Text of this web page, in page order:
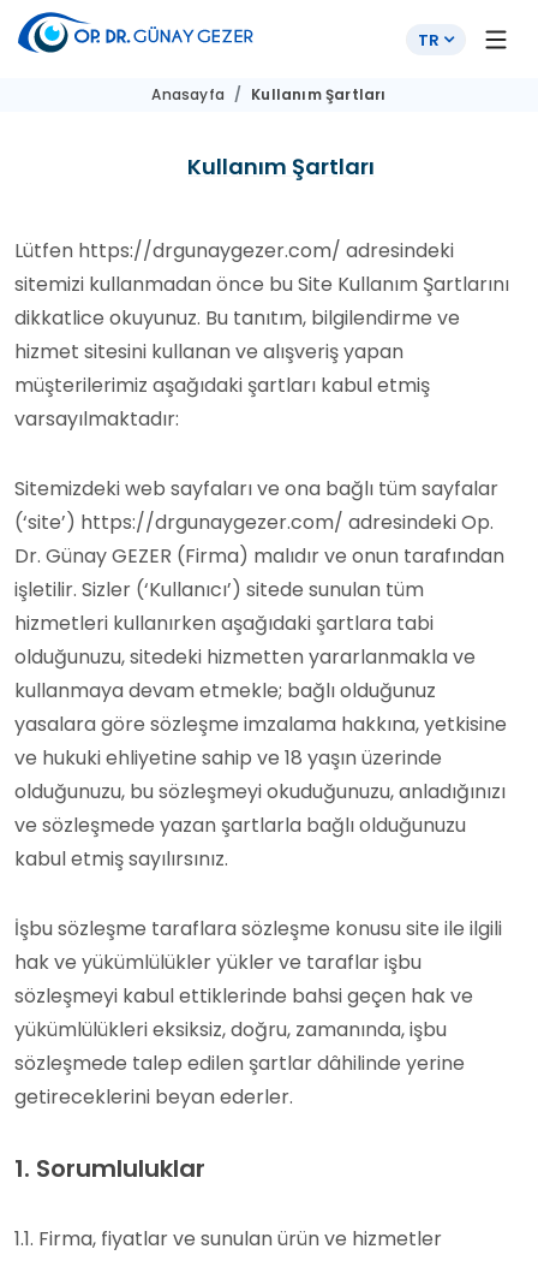
TR
Anasayfa Kullanım Şartları
Kullanım Şartları
Lütfen https://drgunaygezer.com/ adresindeki
sitemizi kullanmadan önce bu Site Kullanım Şartlarını
dikkatlice okuyunuz. Bu tanıtım, bilgilendirme ve
hizmet sitesini kullanan ve alışveriş yapan
müşterilerimiz aşağıdaki şartları kabul etmiş
varsayılmaktadır:
Sitemizdeki web sayfaları ve ona bağlı tüm sayfalar
(‘site’) https://drgunaygezer.com/ adresindeki Op.
Dr. Günay GEZER (Firma) malıdır ve onun tarafından
işletilir. Sizler (‘Kullanıcı’) sitede sunulan tüm
hizmetleri kullanırken aşağıdaki şartlara tabi
olduğunuzu, sitedeki hizmetten yararlanmakla ve
kullanmaya devam etmekle; bağlı olduğunuz
yasalara göre sözleşme imzalama hakkına, yetkisine
ve hukuki ehliyetine sahip ve 18 yaşın üzerinde
olduğunuzu, bu sözleşmeyi okuduğunuzu, anladığınızı
ve sözleşmede yazan şartlarla bağlı olduğunuzu
kabul etmiş sayılırsınız.
İşbu sözleşme taraflara sözleşme konusu site ile ilgili
hak ve yükümlülükler yükler ve taraflar işbu
sözleşmeyi kabul ettiklerinde bahsi geçen hak ve
yükümlülükleri eksiksiz, doğru, zamanında, işbu
sözleşmede talep edilen şartlar dâhilinde yerine
getireceklerini beyan ederler.
1. Sorumluluklar
1.1. Firma, fiyatlar ve sunulan ürün ve hizmetler